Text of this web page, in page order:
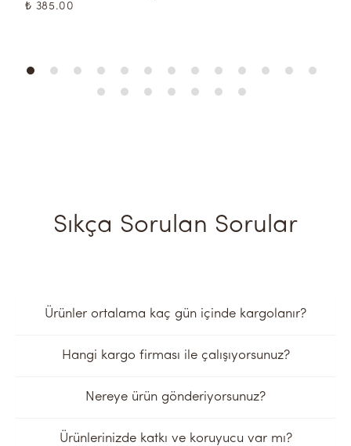
₺ 385.00
Sıkça Sorulan Sorular
Ürünler ortalama kaç gün içinde kargolanır?
Hangi kargo firması ile çalışıyorsunuz?
Nereye ürün gönderiyorsunuz?
Ürünlerinizde katkı ve koruyucu var mı?